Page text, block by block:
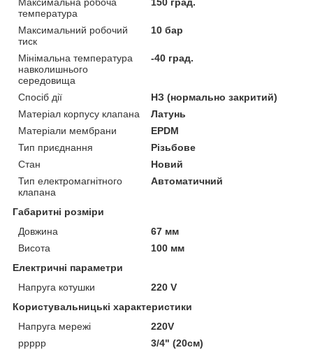
Максимальна робоча
температура
150 град.
Максимальний робочий
тиск
10 бар
Мінімальна температура
навколишнього
середовища
-40 град.
Спосіб дії
НЗ (нормально закритий)
Матеріал корпусу клапана
Латунь
Матеріали мембрани
EPDM
Тип приєднання
Різьбове
Стан
Новий
Тип електромагнітного
клапана
Автоматичний
Габаритні розміри
Довжина
67 мм
Висота
100 мм
Електричні параметри
Напруга котушки
220 V
Користувальницькі характеристики
Напруга мережі
220V
ррррр
3/4" (20см)